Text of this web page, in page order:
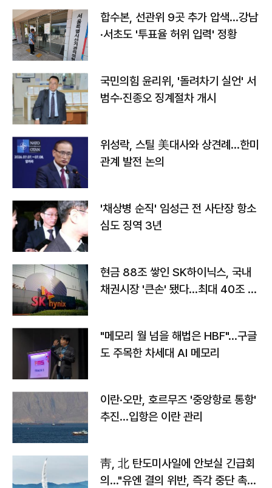
합수본, 선관위 9곳 추가 압색…강남
·서초도 '투표율 허위 입력' 정황
국민의힘 윤리위, '돌려차기 실언' 서
범수·진종오 징계절차 개시
위성락, 스틸 美대사와 상견례…한미
관계 발전 논의
'채상병 순직' 임성근 전 사단장 항소
심도 징역 3년
현금 88조 쌓인 SK하이닉스, 국내
채권시장 '큰손' 됐다…최대 40조 투
"메모리 월 넘을 해법은 HBF"…구글
도 주목한 차세대 AI 메모리
이란·오만, 호르무즈 '중앙항로 통항'
추진…입항은 이란 관리
靑, 北 탄도미사일에 안보실 긴급회
의…"유엔 결의 위반, 즉각 중단 촉